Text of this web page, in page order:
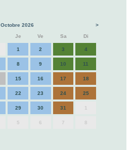
Octobre 2026
>
Je Ve Sa Di
1 2 3 4
8 9 10 11
15 16 17 18
22 23 24 25
29 30 31 1
5 6 7 8